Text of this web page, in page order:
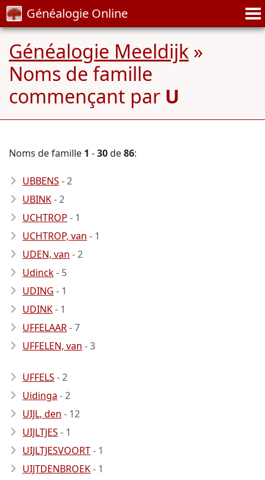
Généalogie Online
Généalogie Meeldijk »
Noms de famille
commençant par U
Noms de famille 1 -30de86:
UBBENS - 2
UBINK- 2
UCHTROP - 1
UCHTROP, van - 1
UDEN, van - 2
Udinck- 5
UDING - 1
UDINK- 1
UFFELAAR- 7
UFFELEN, van - 3
UFFELS - 2
Uidinga - 2
UIJL, den - 12
UIJLTJES - 1
UIJLTJESVOORT- 1
UIJTDENBROEK- 1